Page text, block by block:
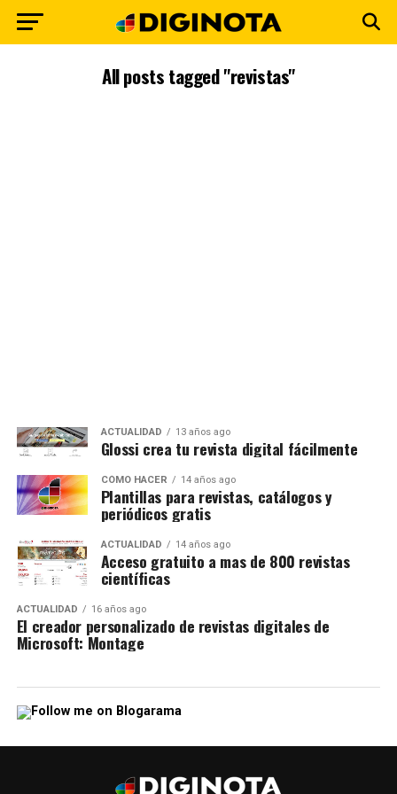
All posts tagged "revistas"
ACTUALIDAD 13 años ago
Glossi crea tu revista digital fácilmente
CÓMO HACER 14 años ago
Plantillas para revistas, catálogos y
periódicos gratis
ACTUALIDAD 14 años ago
Acceso gratuito a mas de 800 revistas
científicas
ACTUALIDAD 16 años ago
El creador personalizado de revistas digitales de
Microsoft: Montage